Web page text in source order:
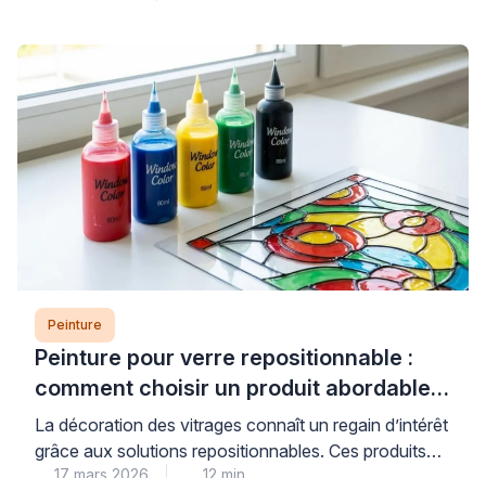
pour les surfaces poreuses comme le plâtre, n’offrent
ni l’adhérence ni la protection anticorrosion
nécessaires aux supports métalliques, exposant ainsi
votre installation à l’écaillage et à la […]
Peinture
Peinture pour verre repositionnable :
comment choisir un produit abordable
et de qualité
La décoration des vitrages connaît un regain d’intérêt
grâce aux solutions repositionnables. Ces produits
17 mars 2026 12 min